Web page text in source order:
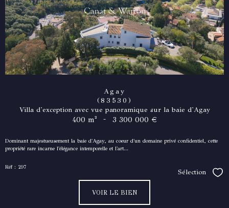
Agay
(83530)
Villa d'exception avec vue panoramique sur la baie d'Agay
400 m² - 3 300 000 €
Dominant majestueusement la baie d'Agay, au coeur d'un domaine privé confidentiel, cette
propriété rare incarne l'élégance intemporelle et l'art...
Réf : 297
Sélection
VOIR LE BIEN